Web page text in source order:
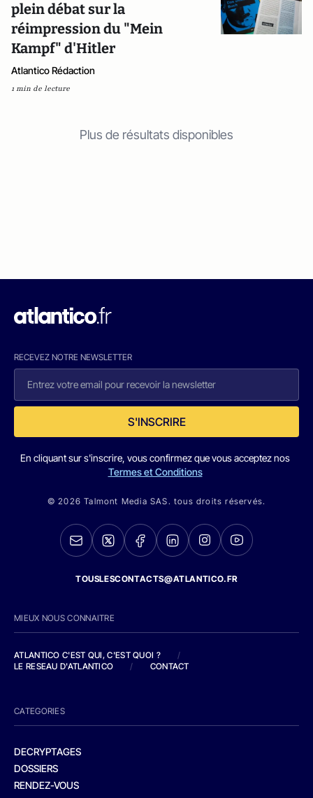
plein débat sur la
réimpression du "Mein
Kampf" d'Hitler
Atlantico Rédaction
1 min de lecture
Plus de résultats disponibles
RECEVEZ NOTRE NEWSLETTER
S'INSCRIRE
En cliquant sur s'inscrire, vous confirmez que vous acceptez nos
Termes et Conditions
© 2026 Talmont Media SAS. tous droits réservés.
TOUSLESCONTACTS@ATLANTICO.FR
MIEUX NOUS CONNAITRE
ATLANTICO C'EST QUI, C'EST QUOI ?
/
LE RESEAU D'ATLANTICO
/ CONTACT
CATEGORIES
DECRYPTAGES
DOSSIERS
RENDEZ-VOUS